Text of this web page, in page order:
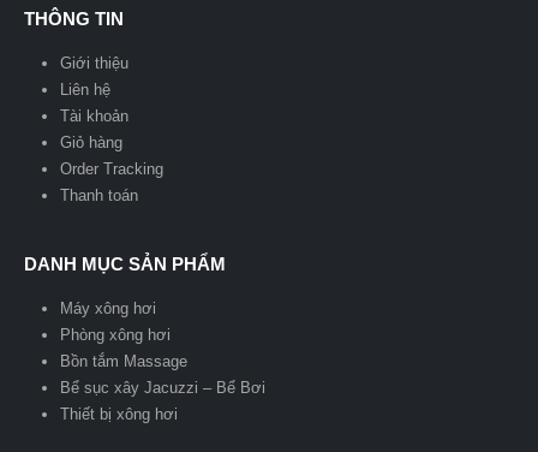
THÔNG TIN
Giới thiệu
Liên hệ
Tài khoản
Giỏ hàng
Order Tracking
Thanh toán
DANH MỤC SẢN PHẨM
Máy xông hơi
Phòng xông hơi
Bồn tắm Massage
Bể sục xây Jacuzzi – Bể Bơi
Thiết bị xông hơi